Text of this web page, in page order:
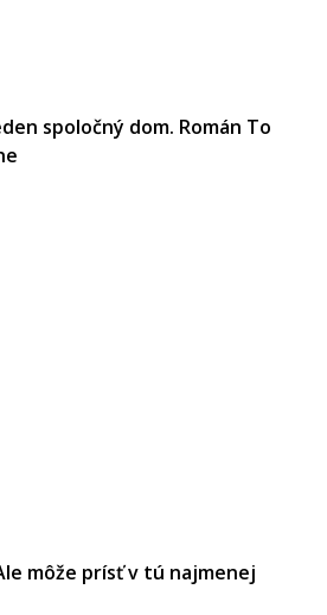
spoločný dom. Román To
môže prísť v tú najmenej